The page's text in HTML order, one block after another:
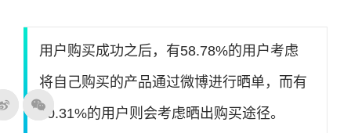
用户购买成功之后，有58.78%的用户考虑
将自己购买的产品通过微博进行晒单，而有
20.31%的用户则会考虑晒出购买途径。